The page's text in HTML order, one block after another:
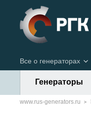
Все о генераторах
Генераторы
www.rus-generators.ru